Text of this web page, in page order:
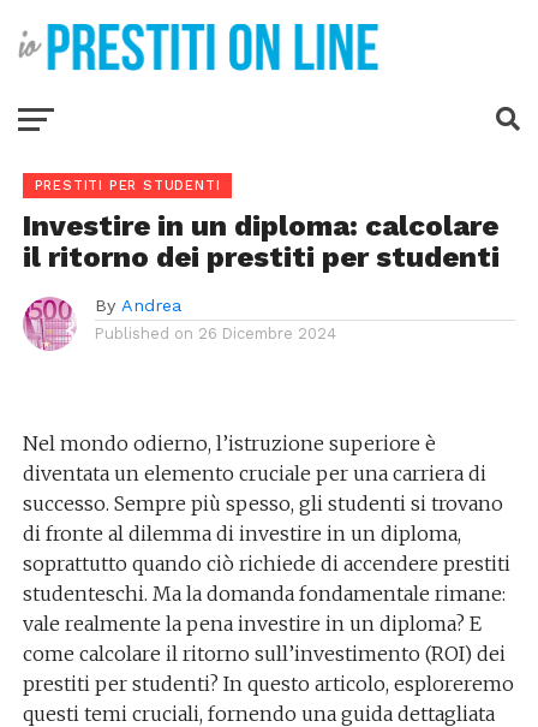
PRESTITI PER STUDENTI
Investire in un diploma: calcolare
il ritorno dei prestiti per studenti
By Andrea
Published on 26 Dicembre 2024
Nel mondo odierno, l’istruzione superiore è
diventata un elemento cruciale per una carriera di
successo. Sempre più spesso, gli studenti si trovano
di fronte al dilemma di investire in un diploma,
soprattutto quando ciò richiede di accendere prestiti
studenteschi. Ma la domanda fondamentale rimane:
vale realmente la pena investire in un diploma? E
come calcolare il ritorno sull’investimento (ROI) dei
prestiti per studenti? In questo articolo, esploreremo
questi temi cruciali, fornendo una guida dettagliata